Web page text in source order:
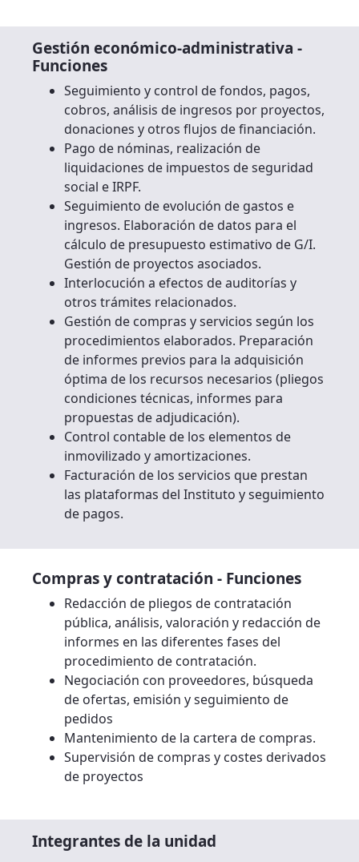
Gestión económico-administrativa -
Funciones
Seguimiento y control de fondos, pagos,
cobros, análisis de ingresos por proyectos,
donaciones y otros flujos de financiación.
Pago de nóminas, realización de
liquidaciones de impuestos de seguridad
social e IRPF.
Seguimiento de evolución de gastos e
ingresos. Elaboración de datos para el
cálculo de presupuesto estimativo de G/I.
Gestión de proyectos asociados.
Interlocución a efectos de auditorías y
otros trámites relacionados.
Gestión de compras y servicios según los
procedimientos elaborados. Preparación
de informes previos para la adquisición
óptima de los recursos necesarios (pliegos
condiciones técnicas, informes para
propuestas de adjudicación).
Control contable de los elementos de
inmovilizado y amortizaciones.
Facturación de los servicios que prestan
las plataformas del Instituto y seguimiento
de pagos.
Compras y contratación - Funciones
Redacción de pliegos de contratación
pública, análisis, valoración y redacción de
informes en las diferentes fases del
procedimiento de contratación.
Negociación con proveedores, búsqueda
de ofertas, emisión y seguimiento de
pedidos
Mantenimiento de la cartera de compras.
Supervisión de compras y costes derivados
de proyectos
Integrantes de la unidad